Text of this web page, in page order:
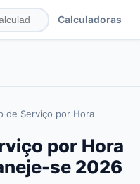
Calculadoras
de Serviço por Hora
por Hora
se 2026